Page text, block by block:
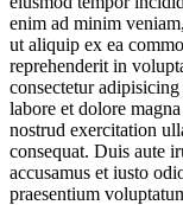
enim ad minim
ut aliquip ex ea
reprehenderit in
consectetur
labore et dolore
nostrud exercitation
consequat. Duis aute
accusamus et iusto
praesentium